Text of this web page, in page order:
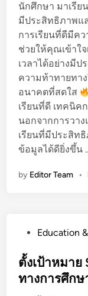
นักศึกษา มาเรีย
มีประสิทธิภาพแ
การเรียนที่ดีมีค
ช่วยให้คุณเข้าใ
เวลาได้อย่างมี
ความท้าทายทา
อนาคตที่สดใส
เรียนที่ดี เทคนิค
นอกจากการวา
เรียนที่มีประสิท
ข้อมูลได้ดียิ่งขึ้น
by Editor Team •
s
t
Education
ตั้งเป้าหมาย
ทางการศึก